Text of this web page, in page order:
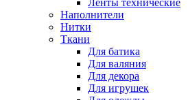
Ленты технические
Наполнители
Нитки
Ткани
Для батика
Для валяния
Для декора
Для игрушек